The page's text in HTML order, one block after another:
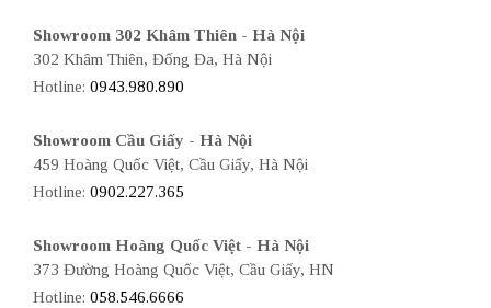
Showroom 302 Khâm Thiên - Hà Nội
302 Khâm Thiên, Đống Đa, Hà Nội
Hotline: 0943.980.890
Showroom Cầu Giấy - Hà Nội
459 Hoàng Quốc Việt, Cầu Giấy, Hà Nội
Hotline: 0902.227.365
Showroom Hoàng Quốc Việt - Hà Nội
373 Đường Hoàng Quốc Việt, Cầu Giấy, HN
Hotline: 058.546.6666